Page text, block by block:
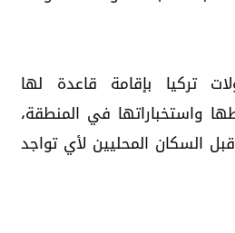
تركيا بإقامة قاعدة لها
واستخباراتها في المنطقة،
المحليين لأي تواجد